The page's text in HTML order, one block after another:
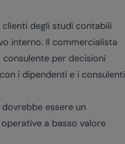
degli studi contabili
interno. Il commercialista
per decisioni
i dipendenti e i consulenti
essere un
a basso valore